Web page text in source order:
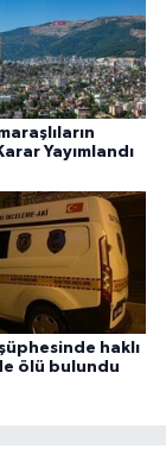
Yayımlandı
haklı
ölü bulundu